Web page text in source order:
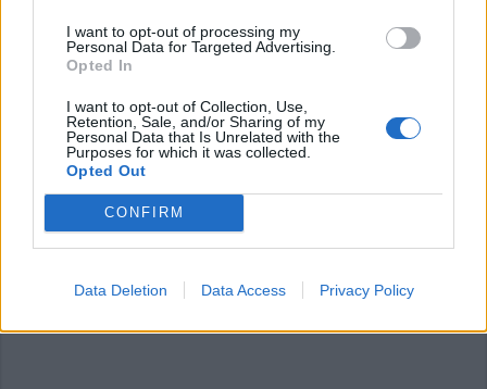
I want to opt-out of processing my
Personal Data for Targeted Advertising.
Opted In
I want to opt-out of Collection, Use,
Retention, Sale, and/or Sharing of my
Personal Data that Is Unrelated with the
Purposes for which it was collected.
Opted Out
CONFIRM
Data Deletion Data Access Privacy Policy
Commenti
Accedi o
L'email è richiesta ma non verrà mostrata ai visitatori. Il contenuto di questo
commento esprime il pensiero dell'autore e non rappresenta la linea editoriale
di VareseNews.it, che rimane autonoma e indipendente. I messaggi inclusi nei
commenti non sono testi giornalistici, ma post inviati dai singoli lettori che
possono essere automaticamente pubblicati senza filtro preventivo. I commenti
che includano uno o più link a siti esterni verranno rimossi in automatico dal